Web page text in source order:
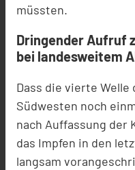
müssten.
Dringender Aufruf
bei landesweitem
Dass die vierte Welle
Südwesten noch
nach Auffassung der
das Impfen in den
langsam